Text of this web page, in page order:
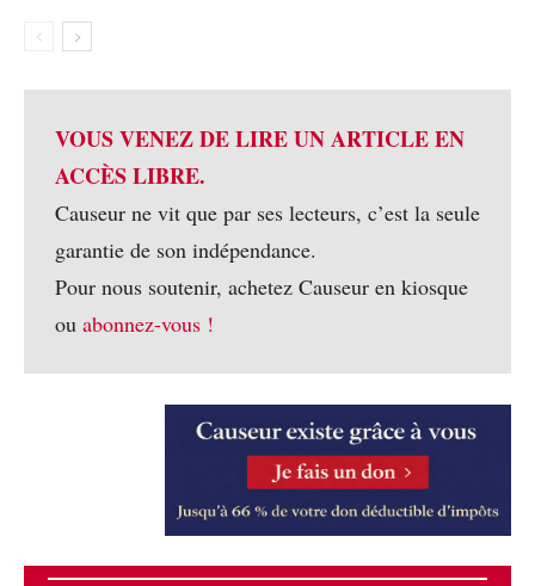
VOUS VENEZ DE LIRE UN ARTICLE EN
ACCÈS LIBRE.
Causeur ne vit que par ses lecteurs, c’est la seule
garantie de son indépendance.
Pour nous soutenir, achetez Causeur en kiosque
ou abonnez-vous !